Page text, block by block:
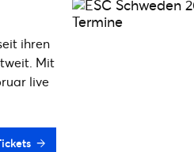
ihren
Mit
live